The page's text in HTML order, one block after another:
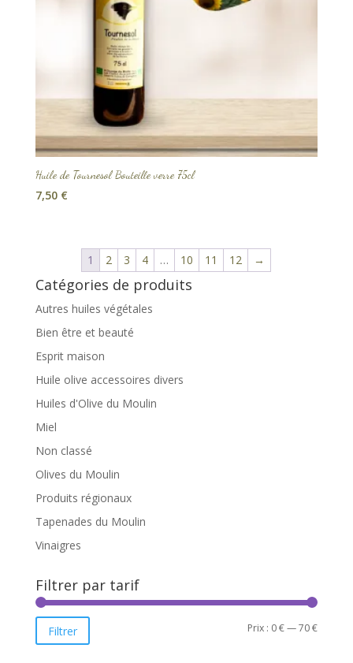
Huile de Tournesol Bouteille verre 75cl
7,50 €
1 2 3 4 … 10 11 12 →
Catégories de produits
Autres huiles végétales
Bien être et beauté
Esprit maison
Huile olive accessoires divers
Huiles d'Olive du Moulin
Miel
Non classé
Olives du Moulin
Produits régionaux
Tapenades du Moulin
Vinaigres
Filtrer par tarif
Prix
Prix
Filtrer Prix : 0 €—70 €